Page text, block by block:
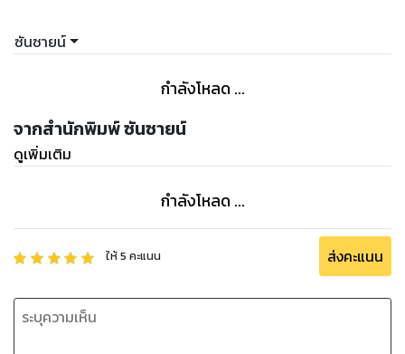
ซันซายน์
กำลังโหลด ...
จากสำนักพิมพ์ ซันซายน์
ดูเพิ่มเติม
กำลังโหลด ...
ให้5 คะแนน ส่งคะแนน